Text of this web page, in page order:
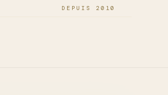
DEPUIS 2010